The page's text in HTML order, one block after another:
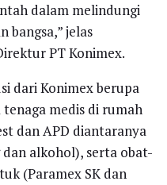
dalam melindungi
bangsa,” jelas
PT Konimex.
dari Konimex berupa
medis di rumah
dan APD diantaranya
alkohol), serta obat-
(Paramex SK dan